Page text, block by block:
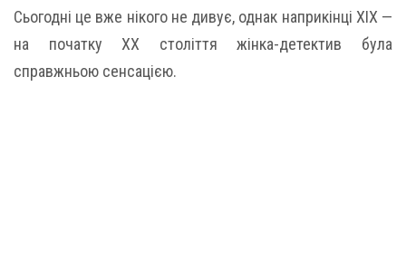
Сьогодні це вже нікого не дивує, однак наприкінці XIX —
на початку XX століття жінка-детектив була
справжньою сенсацією.